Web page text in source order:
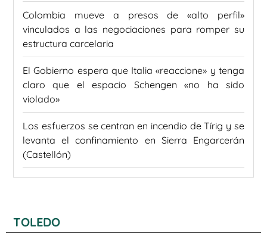
Colombia mueve a presos de «alto perfil»
vinculados a las negociaciones para romper su
estructura carcelaria
El Gobierno espera que Italia «reaccione» y tenga
claro que el espacio Schengen «no ha sido
violado»
Los esfuerzos se centran en incendio de Tírig y se
levanta el confinamiento en Sierra Engarcerán
(Castellón)
TOLEDO